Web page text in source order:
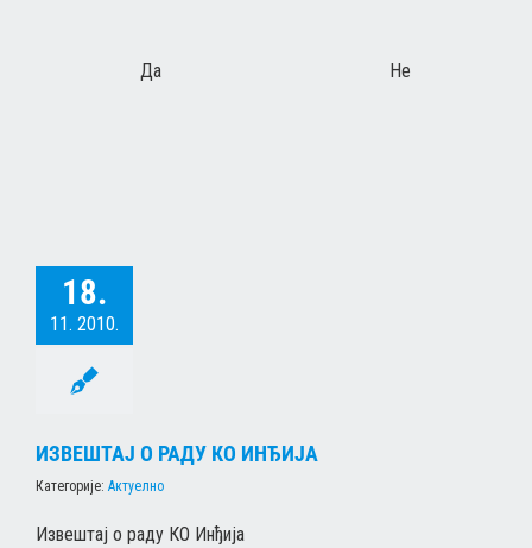
Да Не
18.
11. 2010.
ИЗВЕШТАЈ О РАДУ КО ИНЂИЈА
Категорије: Актуелно
Извештај о раду КО Инђија